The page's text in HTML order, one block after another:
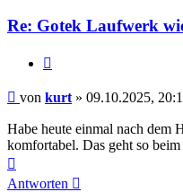
Re: Gotek Laufwerk
Beitrag
von kurt » 09.10.2025,
Habe heute einmal nach dem
komfortabel. Das geht so
oben
Antworten